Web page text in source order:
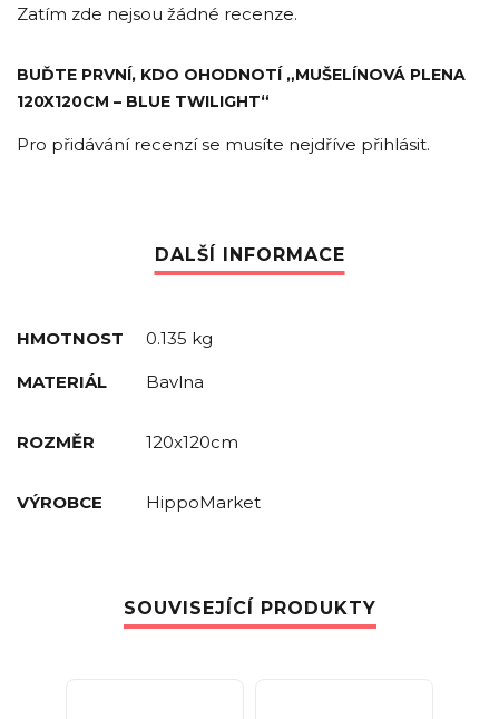
Zatím zde nejsou žádné recenze.
BUĎTE PRVNÍ, KDO OHODNOTÍ „MUŠELÍNOVÁ PLENA
120X120CM – BLUE TWILIGHT“
Pro přidávání recenzí se musíte nejdříve přihlásit.
HMOTNOST 0.135 kg
MATERIÁL Bavlna
ROZMĚR 120x120cm
VÝROBCE HippoMarket
SOUVISEJÍCÍ PRODUKTY